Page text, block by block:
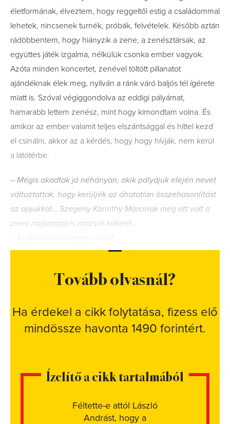
életformának, élveztem, hogy reggeltől estig a családommal
lehetek, nincsenek turnék, próbák, felvételek. Később aztán
rádöbbentem, hogy hiányzik a zene, a zenésztársak, az
együttes játék izgalma, nélkülük csonka ember vagyok.
Azóta minden koncertet, zenével töltött pillanatot
ajándéknak élek meg, nyilván a ránk váró baljós tél ígérete
miatt is. Szóval végiggondolva az eddigi pályámat,
hamarabb lettem zenész, mint hogy kimondtam volna. És
amikor az ember valamit teljes elszántsággal és hittel kezd
el csinálni, akkor az a kérdés, hogy hogy hívják, nem kerül
a látótérbe.
– Mégis akadtak jó néhányan, akik pályájuk elején nevet
változtattak, hogy kerüljék az óhatatlan összehasonlítást
az apjukkal… Szegény Karinthy Marcinak még ott volt a
zseni nagypapa is mázsás kőként…
Tovább olvasnál?
Ha érdekel a cikk folytatása, fizess elő
mindössze havonta 1490 forintért.
Ízelítő a cikk tartalmából
Féltette-e attól László
Andrást, hogy a